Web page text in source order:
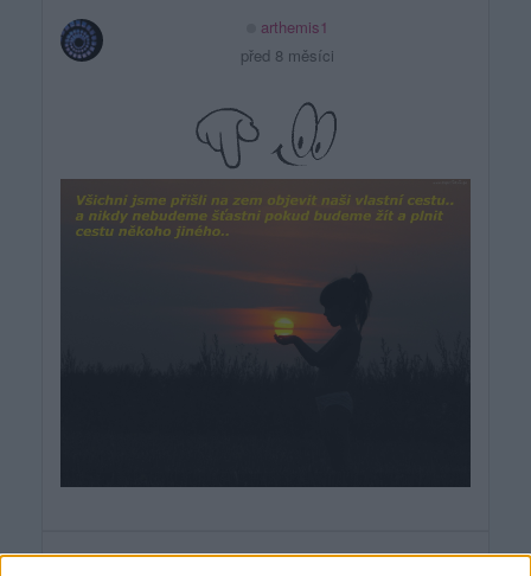
arthemis1
před 8 měsíci
arthemis1